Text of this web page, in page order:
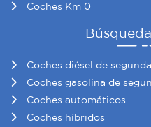
Coches Km 0
Coches diésel de
Coches gasolina de
Coches automáticos
Coches híbridos